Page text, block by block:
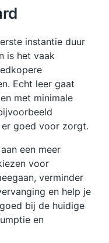
instantie duur
is het vaak
Echt leer gaat
met minimale
er goed voor zorgt.
een meer
voor
verminder
en help je
bij de huidige
en